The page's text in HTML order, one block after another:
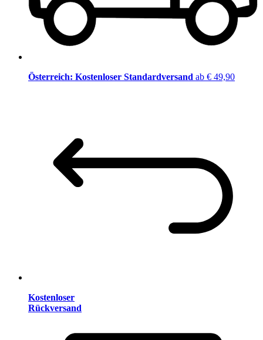
Österreich: Kostenloser Standardversand ab € 49,90
Kostenloser
Rückversand